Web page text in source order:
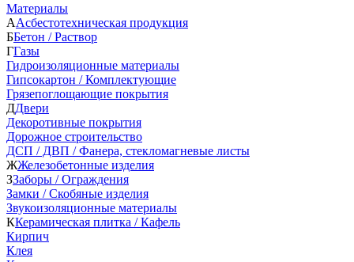
Материалы
ААсбестотехническая продукция
ББетон / Раствор
ГГазы
Гидроизоляционные материалы
Гипсокартон / Комплектующие
Грязепоглощающие покрытия
ДДвери
Декоротивные покрытия
Дорожное строительство
ДСП / ДВП / Фанера, стекломагневые листы
ЖЖелезобетонные изделия
ЗЗаборы / Ограждения
Замки / Скобяные изделия
Звукоизоляционные материалы
ККерамическая плитка / Кафель
Кирпич
Клея